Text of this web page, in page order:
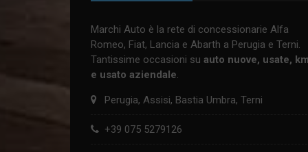
Marchi Auto è la rete di concessionarie Alfa
Romeo, Fiat, Lancia e Abarth a Perugia e Terni.
Tantissime occasioni su auto nuove, usate,
e usato aziendale.
Perugia, Assisi, Bastia Umbra, Terni
+39 075 5279126